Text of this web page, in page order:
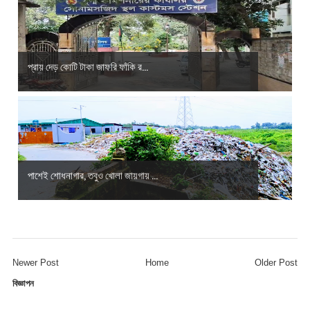
প্রায় দেড় কোটি টাকা জাফরি ফাঁকি র...
পাশেই শোধনাগার, তবুও খোলা জায়গায় ...
Newer Post Older Post
Home
বিজ্ঞাপন